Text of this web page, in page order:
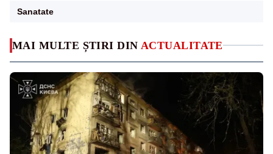
MAI MULTE ȘTIRI DIN ACTUALITATE
Sanatate